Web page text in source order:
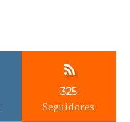
325
Seguidores